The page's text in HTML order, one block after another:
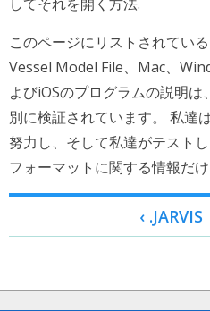
このページにリストされてい
Vessel Model File、Mac、
よびiOSのプログラムの説明
別に検証されています。 私達
努力し、そして私達がテスト
フォーマットに関する情報だけ
‹ .JARVIS